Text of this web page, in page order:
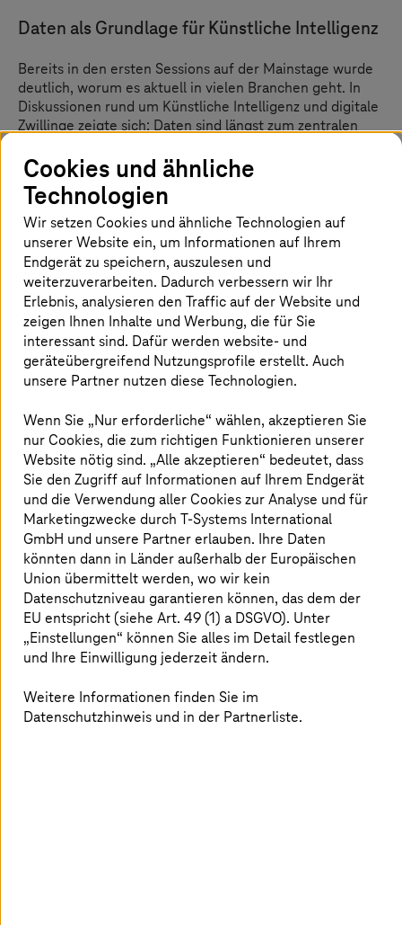
Daten als Grundlage für Künstliche Intelligenz
Bereits in den ersten Sessions auf der Mainstage wurde
deutlich, worum es aktuell in vielen Branchen geht. In
Diskussionen rund um Künstliche Intelligenz und digitale
Zwillinge zeigte sich: Daten sind längst zum zentralen
Der entscheidende Schritt liegt heute jedoch nicht mehr
nur im Sammeln von Daten, sondern in ihrer
intelligenten Nutzung in Echtzeit, etwa für
Produktionsoptimierung, vorausschauende Wartung
oder automatisierte Entscheidungsprozesse.
Damit rückt eine zentrale Frage immer stärker in den
Fokus:Welche Infrastruktur braucht es, damit KI im
Unternehmen wirklich effektiv eingesetzt werden kann?
Denn so leistungsfähig moderne KI-Modelle auch sind,
ohne eine skalierbare, sichere und souveräne Plattform
bleiben viele Potenziale ungenutzt. Plattformansätze wie
Infrastruktur und ermöglichen es Unternehmen, KI-
Anwendungen effizient und kontrolliert zu betreiben.
Masterclasses mit Tiefgang: KI, Cloud und
Digitale Souveränität
Wertvolle Impulse lieferten auch die insgesamt
Masterclasses , die thematisch in die Tiefe gingen. Im
Fokus standen unter anderemKI, IoT-Konnektivität,
Satellitentechnologie, Netzwerk-Agilität für Cloud-
Transformation, Datensouveränität und Cyber Security
reicht nicht aus. Entscheidend ist, wie sich neue
Lösungen in bestehende Prozesse, Infrastrukturen und
Cookies und ähnliche
Technologien
Wir setzen Cookies und ähnliche Technologien auf
unserer Website ein, um Informationen auf Ihrem
Endgerät zu speichern, auszulesen und
weiterzuverarbeiten. Dadurch verbessern wir Ihr
Erlebnis, analysieren den Traffic auf der Website und
zeigen Ihnen Inhalte und Werbung, die für Sie
interessant sind. Dafür werden website- und
geräteübergreifend Nutzungsprofile erstellt. Auch
unsere Partner nutzen diese Technologien.
Wenn Sie „Nur erforderliche“ wählen, akzeptieren Sie
nur Cookies, die zum richtigen Funktionieren unserer
Website nötig sind. „Alle akzeptieren“ bedeutet, dass
Sie den Zugriff auf Informationen auf Ihrem Endgerät
und die Verwendung aller Cookies zur Analyse und für
Marketingzwecke durchT-Systems International
GmbH und unsere Partner erlauben. Ihre Daten
könnten dann in Länder außerhalb der Europäischen
Union übermittelt werden, wo wir kein
Datenschutzniveau garantieren können, das dem der
EU entspricht (siehe Art. 49 (1) a DSGVO). Unter
„Einstellungen“ können Sie alles im Detail festlegen
und Ihre Einwilligung jederzeit ändern.
Weitere Informationen finden Sie im
Datenschutzhinweis und in der Partnerliste.